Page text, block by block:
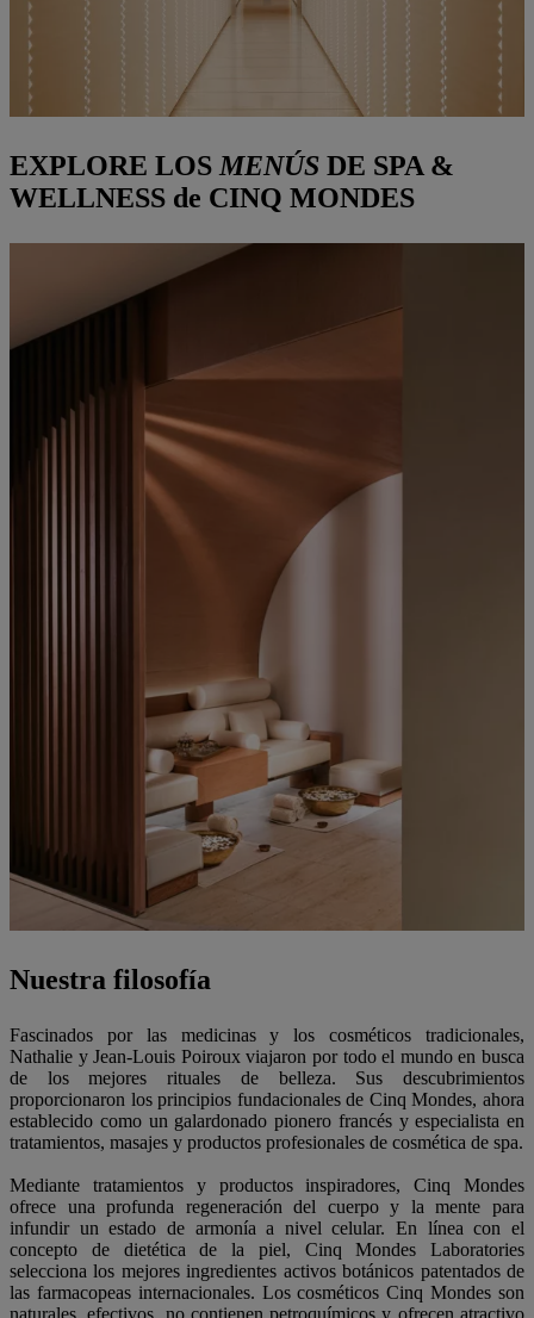
EXPLORE LOS MENÚS DE SPA &
WELLNESS de CINQ MONDES
Nuestra filosofía
Fascinados por las medicinas y los cosméticos tradicionales,
Nathalie y Jean-Louis Poiroux viajaron por todo el mundo en busca
de los mejores rituales de belleza. Sus descubrimientos
proporcionaron los principios fundacionales de Cinq Mondes, ahora
establecido como un galardonado pionero francés y especialista en
tratamientos, masajes y productos profesionales de cosmética de spa.
Mediante tratamientos y productos inspiradores, Cinq Mondes
ofrece una profunda regeneración del cuerpo y la mente para
infundir un estado de armonía a nivel celular. En línea con el
concepto de dietética de la piel, Cinq Mondes Laboratories
selecciona los mejores ingredientes activos botánicos patentados de
las farmacopeas internacionales. Los cosméticos Cinq Mondes son
naturales, efectivos, no contienen petroquímicos y ofrecen atractivo